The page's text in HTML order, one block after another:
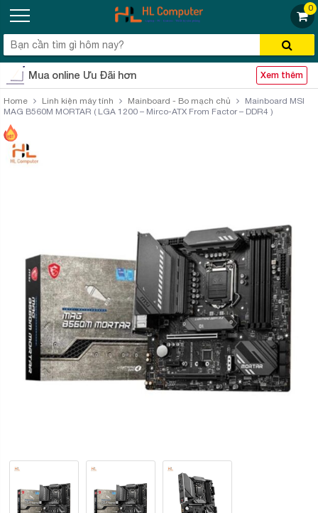
0
Mua online Ưu Đãi hơn Xem thêm
Home Linh kiện máy tính Mainboard - Bo mạch chủ
Mainboard MSI
MAG B560M MORTAR ( LGA 1200 – Mirco-ATX From Factor – DDR4 )